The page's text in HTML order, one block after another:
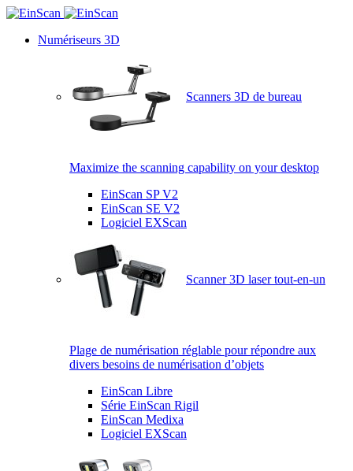
Numériseurs 3D
Scanners 3D de bureau
Maximize the scanning capability on your desktop
EinScan SP V2
EinScan SE V2
Logiciel EXScan
Scanner 3D laser tout-en-un
Plage de numérisation réglable pour répondre aux
divers besoins de numérisation d’objets
EinScan Libre
Série EinScan Rigil
EinScan Medixa
Logiciel EXScan